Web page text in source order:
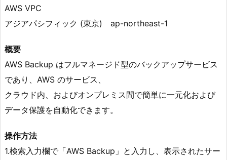
AWS VPC
アジアパシフィック (東京) ap-northeast-1
概要
AWS Backup はフルマネージド型のバックアップサービス
であり、AWS のサービス、
クラウド内、およびオンプレミス間で簡単に一元化および
データ保護を自動化できます。
操作方法
1.検索入力欄で「AWS Backup」と入力し、表示されたサー